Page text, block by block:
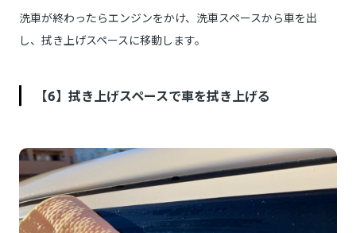
洗車が終わったらエンジンをかけ、洗車スペースから車を出
し、拭き上げスペースに移動します。
【6】拭き上げスペースで車を拭き上げる